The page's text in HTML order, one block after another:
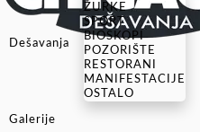
Dešavanja
ŽURKE
SPORT
BIOSKOPI
POZORIŠTE
RESTORANI
MANIFESTACIJE
OSTALO
Galerije